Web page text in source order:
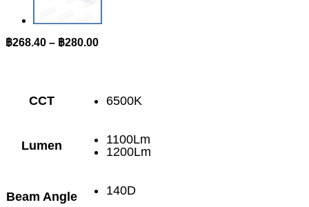
฿268.40 – ฿280.00Price
CCT 6500K
Lumen
1100Lm
1200Lm
Beam Angle
140D